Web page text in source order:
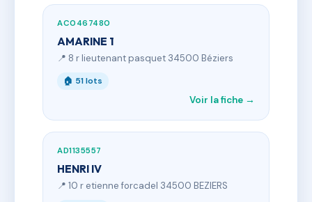
AC0467480
AMARINE 1
📍 8 r lieutenant pasquet 34500 Béziers
🏠 51 lots
Voir la fiche →
AD1135557
HENRI IV
📍 10 r etienne forcadel 34500 BEZIERS